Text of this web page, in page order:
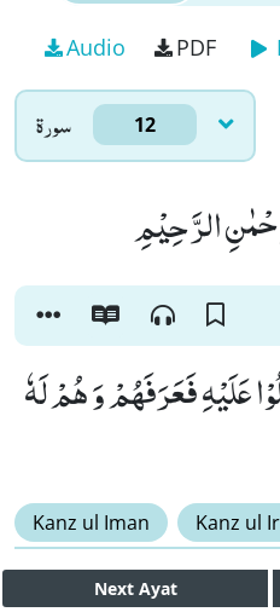
Audio PDF
سورۃ 12
الرَّحِیْمِ
عَلَیْهِ فَعَرَفَهُمْ وَ هُمْ لَهٗ
Kanz ul Iman Kanz ul
Next Ayat